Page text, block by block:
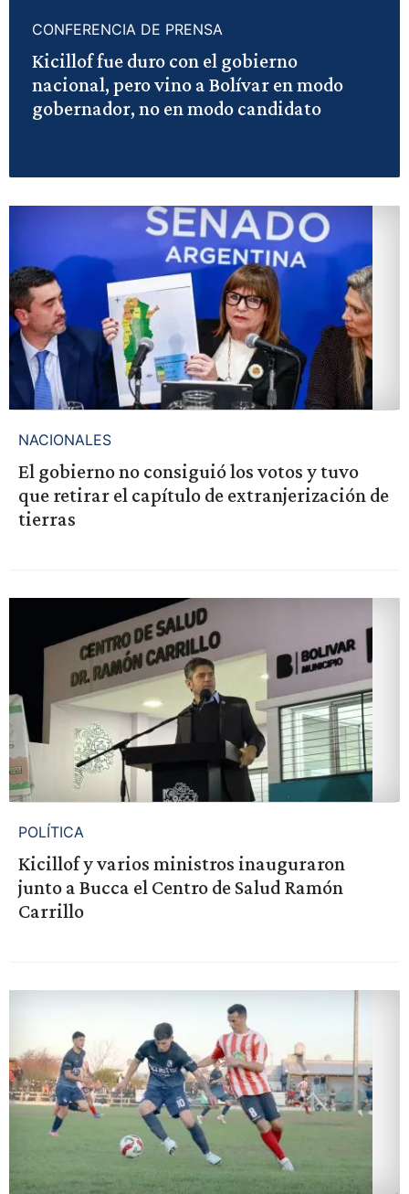
CONFERENCIA DE PRENSA
Kicillof fue duro con el gobierno
nacional, pero vino a Bolívar en modo
gobernador, no en modo candidato
NACIONALES
El gobierno no consiguió los votos y tuvo
que retirar el capítulo de extranjerización de
tierras
POLÍTICA
Kicillof y varios ministros inauguraron
junto a Bucca el Centro de Salud Ramón
Carrillo